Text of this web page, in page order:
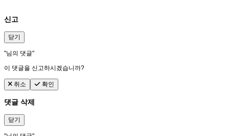
신고
닫기
"님의 댓글"
이 댓글을 신고하시겠습니까?
취소 확인
댓글 삭제
닫기